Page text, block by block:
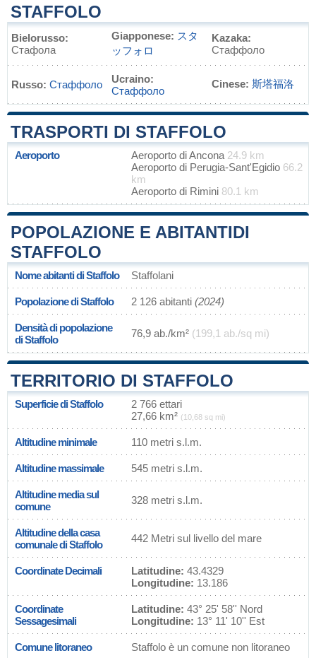
STAFFOLO
Bielorusso:
Стафола
Giapponese: スタ
ッフォロ
Kazaka:
Стаффоло
Russo: Стаффоло
Ucraino:
Стаффоло
Cinese: 斯塔福洛
TRASPORTI DI STAFFOLO
Aeroporto Aeroporto di Ancona 24.9 km
Aeroporto di Perugia-Sant'Egidio 66.2
km
Aeroporto di Rimini 80.1 km
POPOLAZIONE E ABITANTIDI
STAFFOLO
Nome abitanti di Staffolo Staffolani
Popolazione di Staffolo 2 126 abitanti (2024)
Densità di popolazione
di Staffolo
76,9 ab./km² (199,1 ab./sq mi)
TERRITORIO DI STAFFOLO
Superficie di Staffolo
2 766 ettari
27,66 km² (10,68 sq mi)
Altitudine minimale 110 metri s.l.m.
Altitudine massimale 545 metri s.l.m.
Altitudine media sul
comune
328 metri s.l.m.
Altitudine della casa
comunale di Staffolo
442 Metri sul livello del mare
Coordinate Decimali Latitudine: 43.4329
Longitudine: 13.186
Coordinate
Sessagesimali
Latitudine: 43° 25' 58'' Nord
Longitudine: 13° 11' 10'' Est
Comune litoraneo Staffolo è un comune non litoraneo